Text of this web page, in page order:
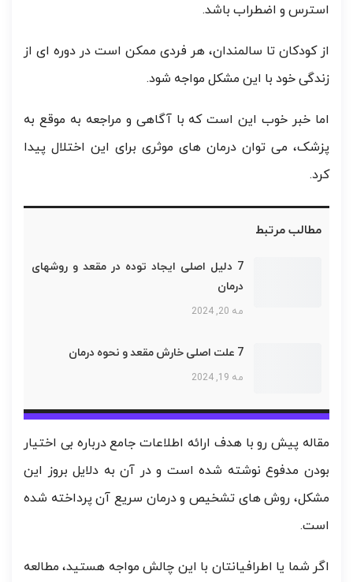
استرس و اضطراب باشد.
از کودکان تا سالمندان، هر فردی ممکن است در دوره ای از
زندگی خود با این مشکل مواجه شود.
اما خبر خوب این است که با آگاهی و مراجعه به موقع به
پزشک، می توان درمان های موثری برای این اختلال پیدا
کرد.
مطالب مرتبط
7 دلیل اصلی ایجاد توده در مقعد و روشهای
درمان
مه 20, 2024
7 علت اصلی خارش مقعد و نحوه درمان
مه 19, 2024
مقاله پیش رو با هدف ارائه اطلاعات جامع درباره بی اختیار
بودن مدفوع نوشته شده است و در آن به دلایل بروز این
مشکل، روش های تشخیص و درمان سریع آن پرداخته شده
است.
اگر شما یا اطرافیانتان با این چالش مواجه هستید، مطالعه